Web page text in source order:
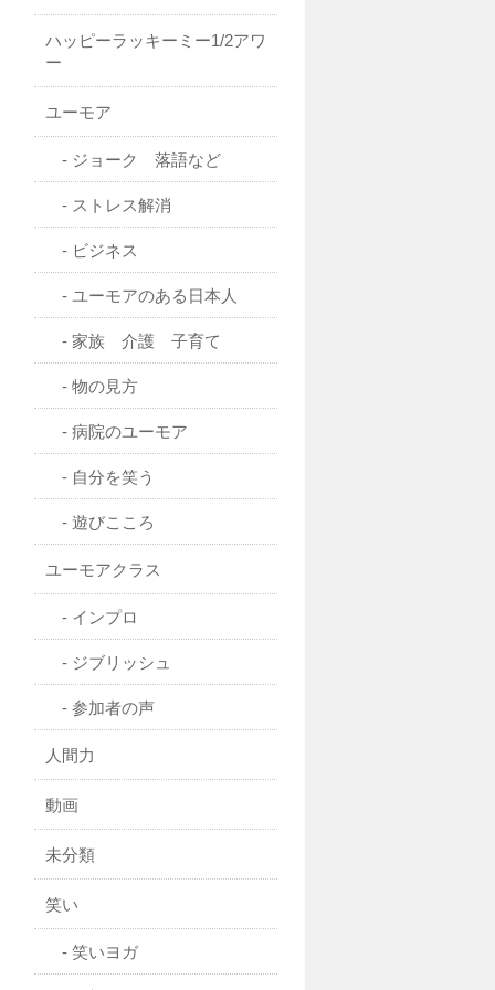
ハッピーラッキーミー1/2アワ
ー
ユーモア
ジョーク 落語など
ストレス解消
ビジネス
ユーモアのある日本人
家族 介護 子育て
物の見方
病院のユーモア
自分を笑う
遊びこころ
ユーモアクラス
インプロ
ジブリッシュ
参加者の声
人間力
動画
未分類
笑い
笑いヨガ